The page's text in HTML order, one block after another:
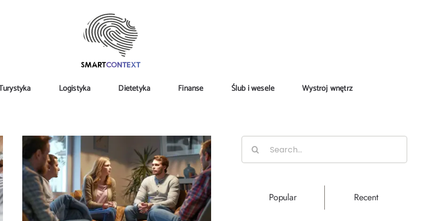
Logistyka Dietetyka Finanse Ślub i wesele Wystrój wnętrz
Psychoterapia jako narzędzie do lepszego
życia
Popular Recent